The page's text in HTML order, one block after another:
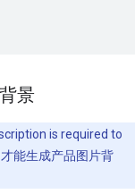
景
is required to
能生成产品图片背